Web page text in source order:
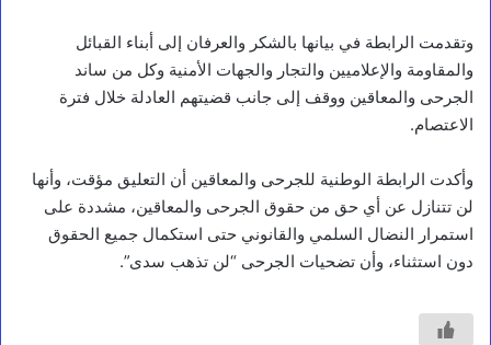
وتقدمت الرابطة في بيانها بالشكر والعرفان إلى أبناء القبائل
والمقاومة والإعلاميين والتجار والجهات الأمنية وكل من ساند
الجرحى والمعاقين ووقف إلى جانب قضيتهم العادلة خلال فترة
الاعتصام.
وأكدت الرابطة الوطنية للجرحى والمعاقين أن التعليق مؤقت، وأنها
لن تتنازل عن أي حق من حقوق الجرحى والمعاقين، مشددة على
استمرار النضال السلمي والقانوني حتى استكمال جميع الحقوق
دون استثناء، وأن تضحيات الجرحى “لن تذهب سدى”.
أخبار محلية
ل
ق
ا
ض
ا
م